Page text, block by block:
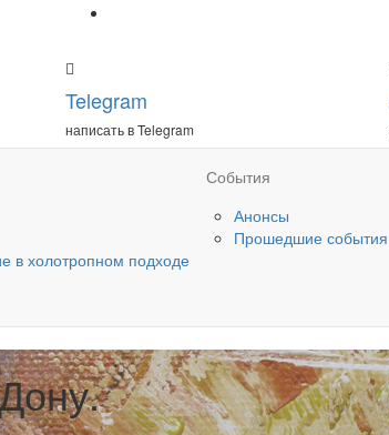
Telegram
написать в Telegram
в холотропном подходе
События
Анонсы
Прошедшие события